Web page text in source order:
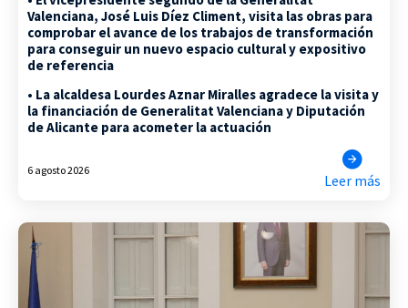
Valenciana, José Luis Díez Climent, visita las obras para
comprobar el avance de los trabajos de transformación
para conseguir un nuevo espacio cultural y expositivo
de referencia
• La alcaldesa Lourdes Aznar Miralles agradece la visita y
la financiación de Generalitat Valenciana y Diputación
de Alicante para acometer la actuación
6 agosto 2026
Leer más